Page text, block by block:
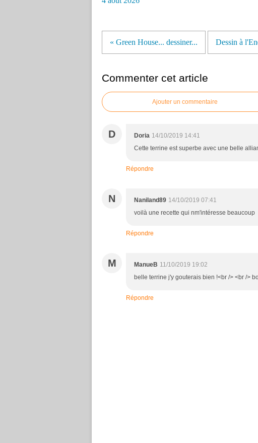
« Green House... dessiner... Dessin à
Commenter cet article
Ajouter un commentaire
D Doria 14/10/2019 14:41
Cette terrine est superbe avec une belle
Répondre
N Naniland89 14/10/2019 07:41
voilà une recette qui nm'intéresse beaucoup
Répondre
M ManueB 11/10/2019 19:02
belle terrine j'y gouterais bien !<br /> <br />
Répondre